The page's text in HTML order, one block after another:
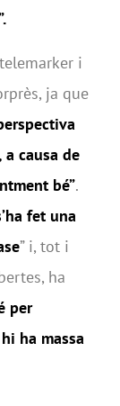
i
ja que
a causa de
bé”.
fet una
” i, tot i
ha
per
ha massa